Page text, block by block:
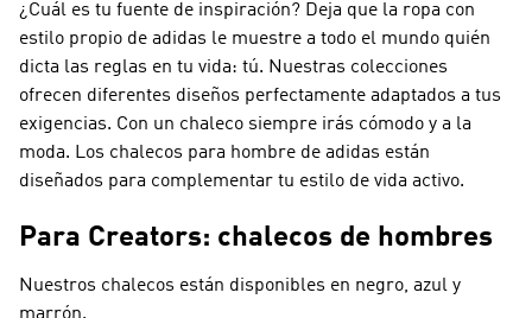
¿Cuál es tu fuente de inspiración? Deja que la ropa con
estilo propio de adidas le muestre a todo el mundo quién
dicta las reglas en tu vida: tú. Nuestras colecciones
ofrecen diferentes diseños perfectamente adaptados a tus
exigencias. Con un chaleco siempre irás cómodo y a la
moda. Los chalecos para hombre de adidas están
diseñados para complementar tu estilo de vida activo.
Para Creators: chalecos de hombres
Nuestros chalecos están disponibles en negro, azul y